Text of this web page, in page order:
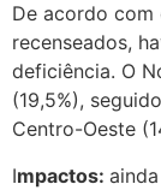
De acordo com
recenseados,
deficiência. O
(19,5%),
Centro-Oeste
Impactos: